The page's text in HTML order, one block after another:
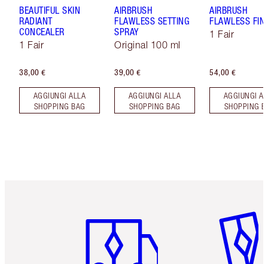
BEAUTIFUL SKIN
RADIANT
CONCEALER
1 Fair
38,00 €
AGGIUNGI ALLA
SHOPPING BAG
AIRBRUSH
FLAWLESS SETTING
SPRAY
Original 100 ml
39,00 €
AGGIUNGI ALLA
SHOPPING BAG
AIRBRUSH
FLAWLESS
1 Fair
54,00 €
AGGIUNGI
SHOPPING